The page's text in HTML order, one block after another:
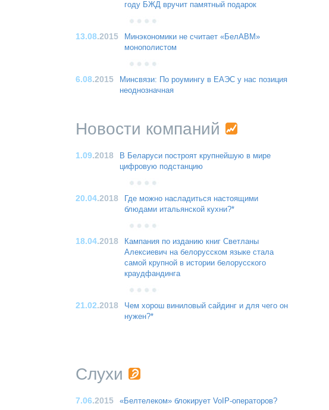
году БЖД вручит памятный подарок
13.08.2015
Минэкономики не считает «БелАВМ»
монополистом
6.08.2015
Минсвязи: По роумингу в ЕАЭС у нас позиция
неоднозначная
Новости компаний
1.09.2018
В Беларуси построят крупнейшую в мире
цифровую подстанцию
20.04.2018
Где можно насладиться настоящими
блюдами итальянской кухни?*
18.04.2018
Кампания по изданию книг Светланы
Алексиевич на белорусском языке стала
самой крупной в истории белорусского
краудфандинга
21.02.2018
Чем хорош виниловый сайдинг и для чего он
нужен?*
Слухи
7.06.2015 «Белтелеком» блокирует VoIP-операторов?